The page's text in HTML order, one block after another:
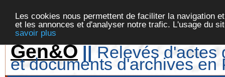
Les cookies nous permettent de faciliter la navigation
et les annonces et d'analyser notre trafic. L'usage du
savoir plus
Gen&O || Relevés d'actes
et documents d'archives en